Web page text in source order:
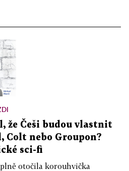
že Češi budou vlastnit
Colt nebo Groupon?
sci-fi
otočila korouhvička